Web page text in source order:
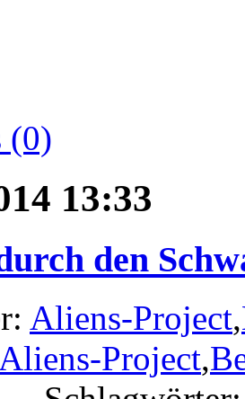
(0)
13:33
den
Aliens-Project,
Aliens-Project,